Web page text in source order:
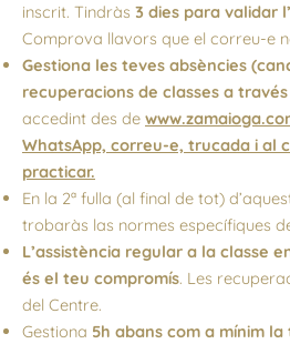
inscrit. Tindràs 3 dies para validar
Comprova llavors que el correu-e
Gestiona les teves absències
recuperacions de classes a través
accedint des de
WhatsApp, correu-e, trucada i al
practicar.
En la 2ª fulla (al final de tot)
trobaràs las normes específiques
L’assistència regular a la classe
és el teu compromís. Les
del Centre.
Gestiona 5h abans com a mínim